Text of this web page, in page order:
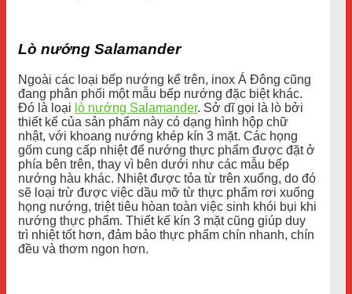
Lò nướng Salamander
Ngoài các loại bếp nướng kể trên, inox Á Đông cũng
đang phân phối một mẫu bếp nướng đặc biệt khác.
Đó là loại lò nướng Salamander. Sở dĩ gọi là lò bởi
thiết kế của sản phẩm này có dạng hình hộp chữ
nhật, với khoang nướng khép kín 3 mặt. Các họng
gốm cung cấp nhiệt để nướng thực phẩm được đặt ở
phía bên trên, thay vì bên dưới như các mẫu bếp
nướng hàu khác. Nhiệt được tỏa từ trên xuống, do đó
sẽ loại trừ được việc dầu mỡ từ thực phẩm rơi xuống
họng nướng, triệt tiêu hòan toàn việc sinh khói bụi khi
nướng thực phẩm. Thiết kế kín 3 mặt cũng giúp duy
trì nhiệt tốt hơn, đảm bảo thực phẩm chín nhanh, chín
đều và thơm ngon hơn.